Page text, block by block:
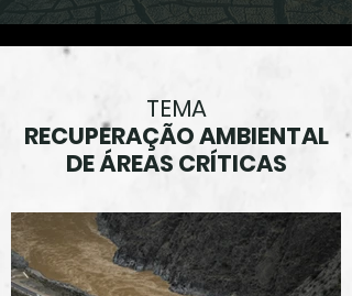
TEMA
RECUPERAÇÃO AMBIENTAL
DE ÁREAS CRÍTICAS